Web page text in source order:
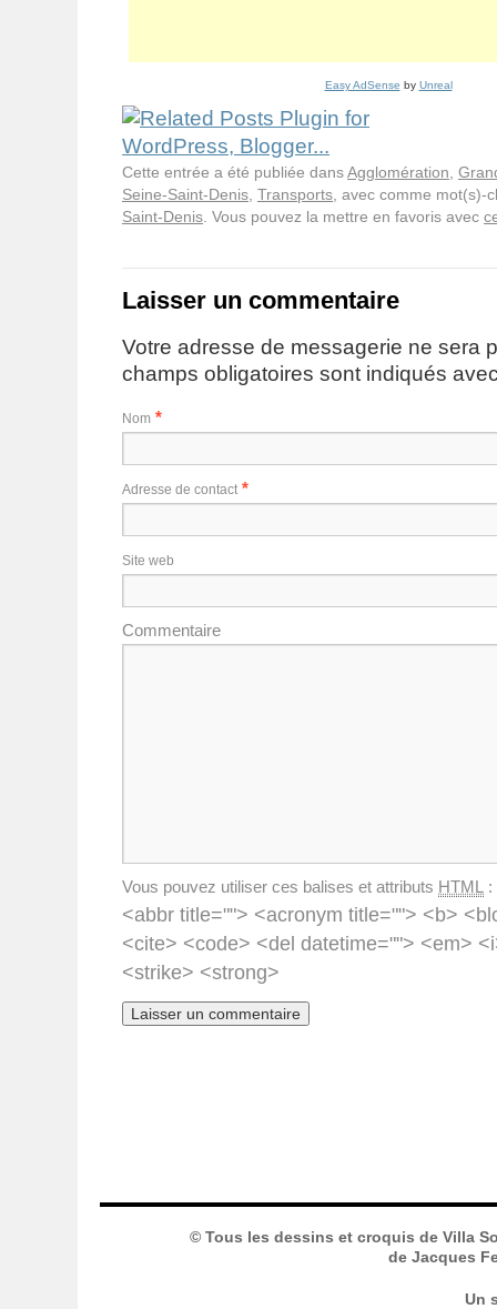
Easy AdSense by Unreal
Cette entrée a été publiée dansAgglomération
Seine-Saint-Denis Transports , avec comme mot(s)-
Saint-Denis . Vous pouvez la mettre en favoris avec
Laisser un commentaire
Votre adresse de messagerie ne sera
champs obligatoires sont indiqués
Nom *
Adresse de contact *
Site web
Commentaire
Vous pouvez utiliser ces balises et attributs HTML :
<abbr title=""> <acronym title=""> <b>
<cite> <code> <del datetime=""> <em>
<strike> <strong>
© Tous les dessins et croquis de Villa
de Jacques
Un